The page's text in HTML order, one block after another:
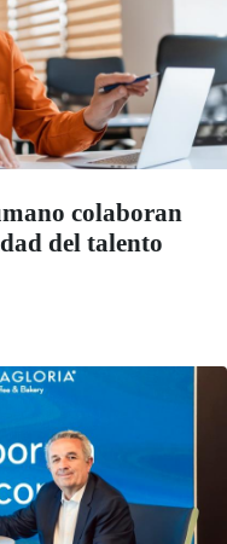
colaboran
del talento